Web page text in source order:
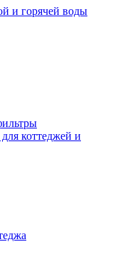
и горячей воды
коттеджей и